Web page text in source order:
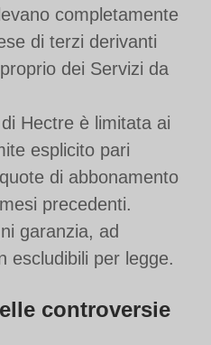
completamente
di terzi derivanti
dei Servizi da
Hectre è limitata ai
esplicito pari
di abbonamento
precedenti.
garanzia, ad
escludibili per legge.
controversie